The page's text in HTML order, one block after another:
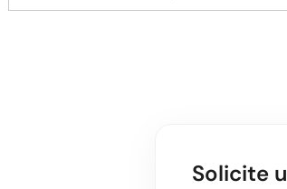
Solicite